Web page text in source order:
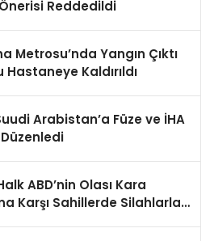
Önerisi Reddedildi
Metrosu’nda Yangın Çıktı
Hastaneye Kaldırıldı
Arabistan’a Füze ve İHA
Düzenledi
ABD’nin Olası Kara
Karşı Sahillerde Silahlarla